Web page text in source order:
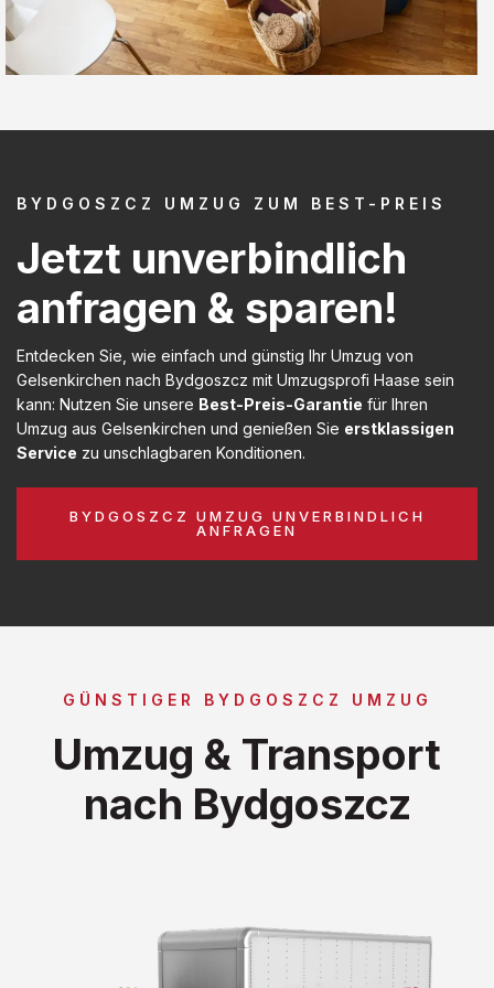
BYDGOSZCZ UMZUG ZUM BEST-PREIS
Jetzt unverbindlich
anfragen & sparen!
Entdecken Sie, wie einfach und günstig Ihr Umzug von
Gelsenkirchen nach Bydgoszcz mit Umzugsprofi Haase sein
kann: Nutzen Sie unsere Best-Preis-Garantie für Ihren
Umzug aus Gelsenkirchen und genießen Sie erstklassigen
Service zu unschlagbaren Konditionen.
BYDGOSZCZ UMZUG UNVERBINDLICH
ANFRAGEN
GÜNSTIGER BYDGOSZCZ UMZUG
Umzug & Transport
nach Bydgoszcz